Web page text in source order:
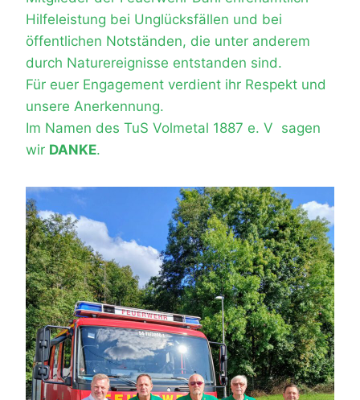
Hilfeleistung bei Unglücksfällen und bei
öffentlichen Notständen, die unter anderem
durch Naturereignisse entstanden sind.
Für euer Engagement verdient ihr Respekt und
unsere Anerkennung.
Im Namen des TuS Volmetal 1887 e. V sagen
wir DANKE.